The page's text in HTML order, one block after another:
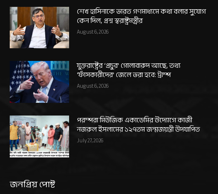
শেখ হাসিনাকে ভারত গণমাধ্যমে কথা বলার সুযোগ
কেন দিল, প্রশ্ন স্বরাষ্ট্রমন্ত্রীর
August 6, 2026
যুক্তরাষ্ট্রের ‘প্রচুর’ গোলাবারুদ আছে, তথ্য
‘ফাঁসকারীদের’ জেলে ভরা হবে: ট্রাম্প
August 6, 2026
পরম্পরা মিউজিক একাডেমির উদ্যোগে কাজী
নজরুল ইসলামের ১২৭তম জন্মজয়ন্তী উদযাপিত
July 27, 2026
জনপ্রিয় পোষ্ট